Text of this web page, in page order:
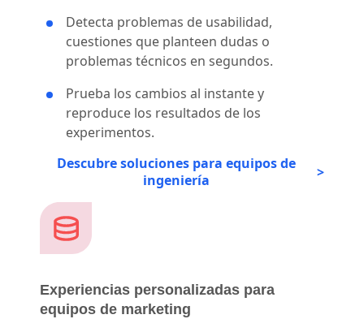
Detecta problemas de usabilidad,
cuestiones que planteen dudas o
problemas técnicos en segundos.
Prueba los cambios al instante y
reproduce los resultados de los
experimentos.
Descubre soluciones para equipos de
ingeniería
Experiencias personalizadas para
equipos de marketing